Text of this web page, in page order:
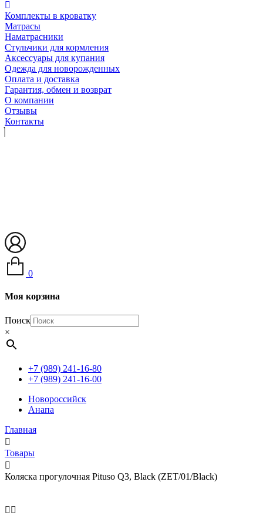
Комплекты в кроватку
Матрасы
Наматрасники
Стульчики для кормления
Аксессуары для купания
Одежда для новорожденных
Оплата и доставка
Гарантия, обмен и возврат
О компании
Отзывы
Контакты
0
Моя корзина
Поиск
×
+7 (989) 241-16-80
+7 (989) 241-16-00
Новороссийск
Анапа
Главная
Товары
Коляска прогулочная Pituso Q3, Black (ZET/01/Black)